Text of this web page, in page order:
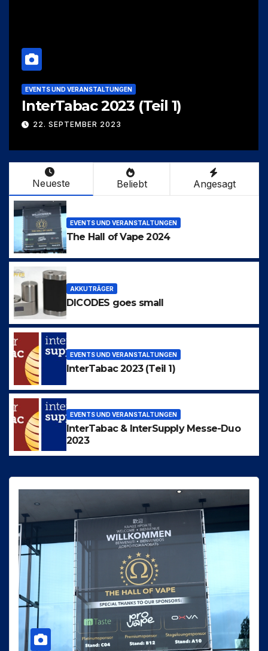
EVENTS UND VERANSTALTUNGEN
InterTabac 2023 (Teil 1)
22. SEPTEMBER 2023
Neueste Beliebt Angesagt
EVENTS UND VERANSTALTUNGEN
The Hall of Vape 2024
AKKUTRÄGER
DICODES goes small
EVENTS UND VERANSTALTUNGEN
InterTabac 2023 (Teil 1)
EVENTS UND VERANSTALTUNGEN
InterTabac & InterSupply Messe-Duo
2023